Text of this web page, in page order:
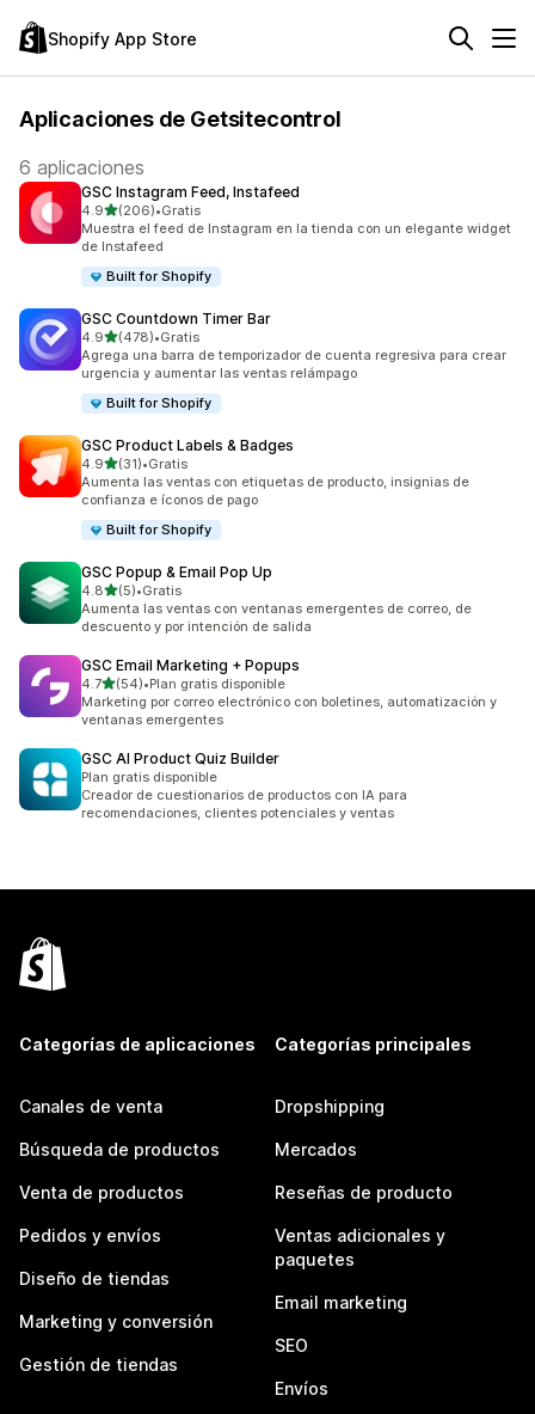
Shopify App Store
Aplicaciones de Getsitecontrol
6 aplicaciones
GSC Instagram Feed, Instafeed
4.9de 5 estrellas
(206)
206 reseñas en total
•Gratis
Muestra el feed de Instagram en la tienda con un elegante widget
de Instafeed
Built for Shopify
GSC Countdown Timer Bar
4.9de 5 estrellas
(478)
478 reseñas en total
•Gratis
Agrega una barra de temporizador de cuenta regresiva para crear
urgencia y aumentar las ventas relámpago
Built for Shopify
GSC Product Labels & Badges
4.9de 5 estrellas
(31)
31 reseñas en total
•Gratis
Aumenta las ventas con etiquetas de producto, insignias de
confianza e íconos de pago
Built for Shopify
GSC Popup & Email Pop Up
4.8de 5 estrellas
(5)
5 reseñas en total
•Gratis
Aumenta las ventas con ventanas emergentes de correo, de
descuento y por intención de salida
GSC Email Marketing + Popups
4.7de 5 estrellas
(54)
54 reseñas en total
•Plan gratis disponible
Marketing por correo electrónico con boletines, automatización y
ventanas emergentes
GSC AI Product Quiz Builder
Plan gratis disponible
Creador de cuestionarios de productos con IA para
recomendaciones, clientes potenciales y ventas
Categorías de aplicaciones
Canales de venta
Búsqueda de productos
Venta de productos
Pedidos y envíos
Diseño de tiendas
Marketing y conversión
Gestión de tiendas
Categorías principales
Dropshipping
Mercados
Reseñas de producto
Ventas adicionales y
paquetes
Email marketing
SEO
Envíos